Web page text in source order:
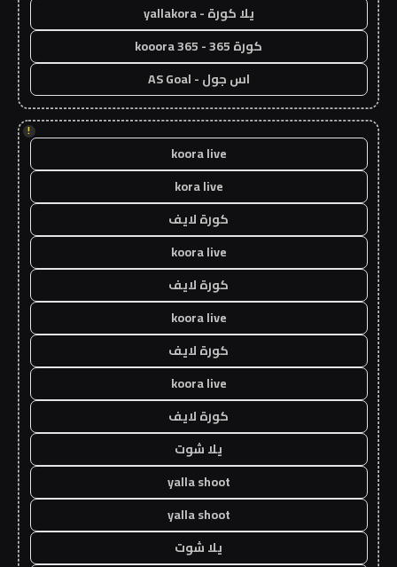
يلا كورة - yallakora
كورة 365 - kooora 365
اس جول - AS Goal
!
koora live
kora live
كورة لايف
koora live
كورة لايف
koora live
كورة لايف
koora live
كورة لايف
يلا شوت
yalla shoot
yalla shoot
يلا شوت